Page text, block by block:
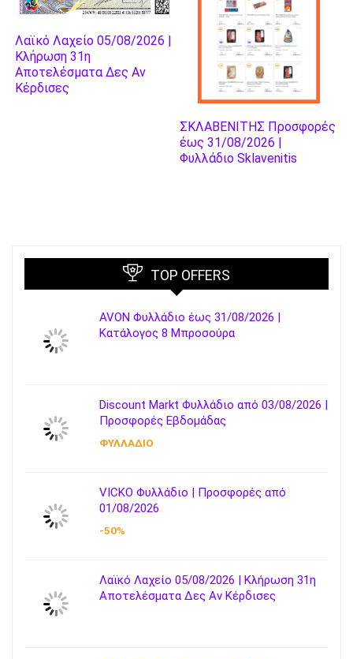
Λαϊκό Λαχείο 05/08/2026 |
Κλήρωση 31η
Αποτελέσματα Δες Αν
Κέρδισες
ΣΚΛΑΒΕΝΙΤΗΣ Προσφορές
έως 31/08/2026 |
Φυλλάδιο Sklavenitis
TOP OFFERS
AVON Φυλλάδιο έως 31/08/2026 |
Κατάλογος 8 Μπροσούρα
Discount Markt Φυλλάδιο από 03/08/2026 |
Προσφορές Εβδομάδας
ΦΥΛΛΑΔΙΟ
VICKO Φυλλάδιο | Προσφορές από
01/08/2026
-50%
Λαϊκό Λαχείο 05/08/2026 | Κλήρωση 31η
Αποτελέσματα Δες Αν Κέρδισες